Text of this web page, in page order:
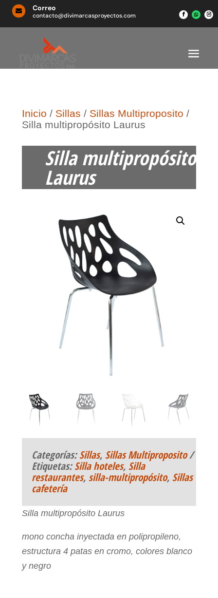
 Correo
contacto@divimarcasproyectos.com
Inicio / Sillas / Sillas Multiproposito /
Silla multipropósito Laurus
Silla multipropósito
Laurus
Categorías:Sillas, Sillas Multiproposito
Etiquetas:Silla hoteles, Silla
restaurantes, silla-multipropósito, Sillas
cafetería
Silla multipropósito Laurus
mono concha inyectada en polipropileno,
estructura 4 patas en cromo, colores blanco
y negro